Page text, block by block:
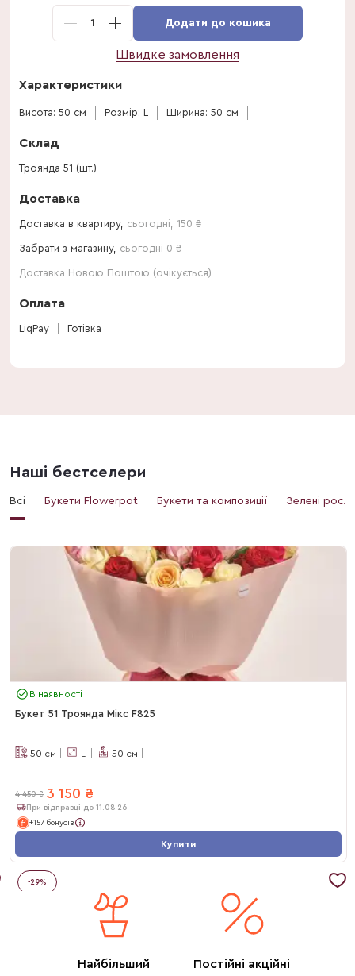
1 Додати до кошика
Швидке замовлення
Характеристики
Висота: 50 см Розмір: L Ширина: 50 см
Склад
Троянда 51 (шт.)
Доставка
Доставка в квартиру, сьогодні 150 ₴
Забрати з магазину, сьогодні 0 ₴
Доставка Новою Поштою (очікується)
Оплата
LiqPay Готівка
Наші бестселери
Всі Букети Flowerpot Букети та композиції Зелені
В наявності
Букет 51 Троянда Мікс F825
50 см L 50 см
4 450 ₴ 3 150 ₴
При відправці до 11.08.26
+157 бонусів
Купити
-29%
Найбільший
Постійні акційні